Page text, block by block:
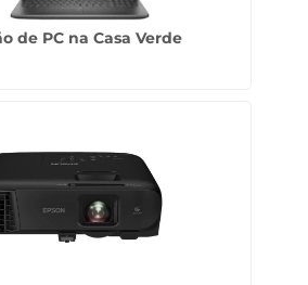
de PC na Casa Verde